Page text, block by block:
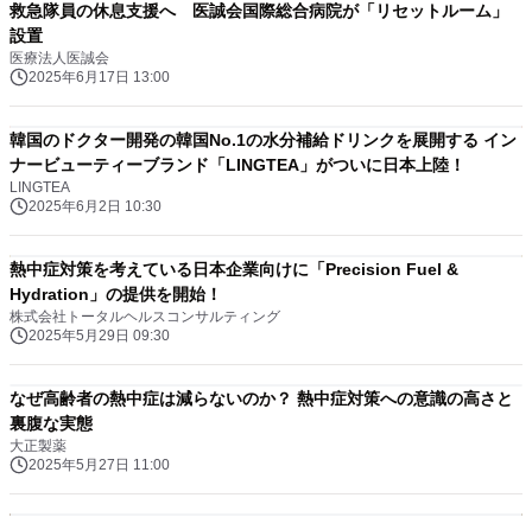
救急隊員の休息支援へ 医誠会国際総合病院が「リセットルーム」
設置
医療法人医誠会
2025年6月17日 13:00
韓国のドクター開発の韓国No.1の水分補給ドリンクを展開する イン
ナービューティーブランド「LINGTEA」がついに日本上陸！
LINGTEA
2025年6月2日 10:30
熱中症対策を考えている日本企業向けに「Precision Fuel &
Hydration」の提供を開始！
株式会社トータルヘルスコンサルティング
2025年5月29日 09:30
なぜ高齢者の熱中症は減らないのか？ 熱中症対策への意識の高さと
裏腹な実態
大正製薬
2025年5月27日 11:00